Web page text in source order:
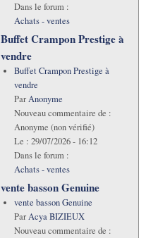
Dans le forum :
Achats - ventes
Buffet Crampon Prestige à
vendre
Buffet Crampon Prestige à
vendre
ParAnonyme
Nouveau commentaire de :
Anonyme (non vérifié)
Le : 29/07/2026 - 16:12
Dans le forum :
Achats - ventes
vente basson Genuine
vente basson Genuine
ParAcya BIZIEUX
Nouveau commentaire de :